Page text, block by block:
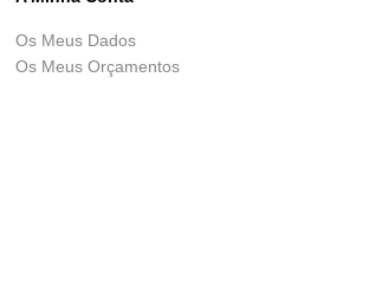
Os Meus Dados
Os Meus Orçamentos